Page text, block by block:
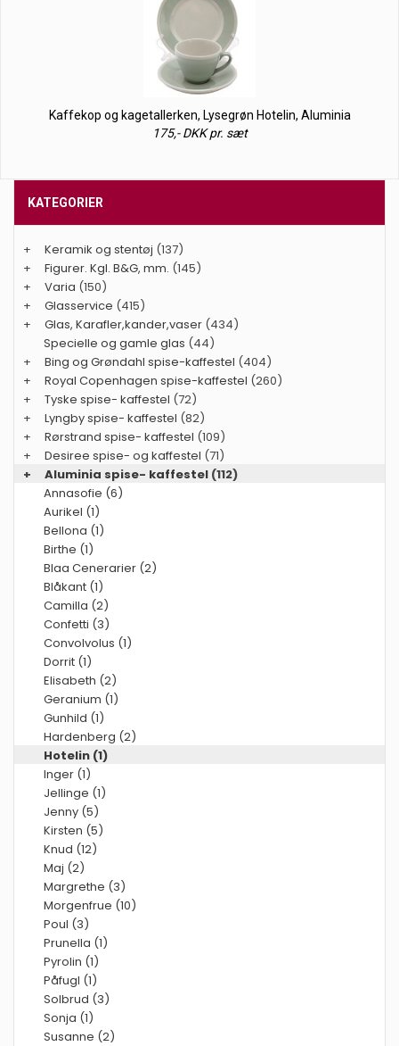
Kaffekop og kagetallerken, Lysegrøn Hotelin, Aluminia
175,- DKK pr. sæt
KATEGORIER
+ Keramik og stentøj (137)
+
Figurer. Kgl. B&G, mm. (145)
+
Varia (150)
+
Glasservice (415)
+
Glas, Karafler,kander,vaser (434)
Specielle og gamle glas (44)
+
Bing og Grøndahl spise-kaffestel (404)
+
Royal Copenhagen spise-kaffestel (260)
+
Tyske spise- kaffestel (72)
+
Lyngby spise- kaffestel (82)
+
Rørstrand spise- kaffestel (109)
+
Desiree spise- og kaffestel (71)
+
Aluminia spise- kaffestel (112)
Annasofie (6)
Aurikel (1)
Bellona (1)
Birthe (1)
Blaa Cenerarier (2)
Blåkant (1)
Camilla (2)
Confetti (3)
Convolvolus (1)
Dorrit (1)
Elisabeth (2)
Geranium (1)
Gunhild (1)
Hardenberg (2)
Hotelin (1)
Inger (1)
Jellinge (1)
Jenny (5)
Kirsten (5)
Knud (12)
Maj (2)
Margrethe (3)
Morgenfrue (10)
Poul (3)
Prunella (1)
Pyrolin (1)
Påfugl (1)
Solbrud (3)
Sonja (1)
Susanne (2)